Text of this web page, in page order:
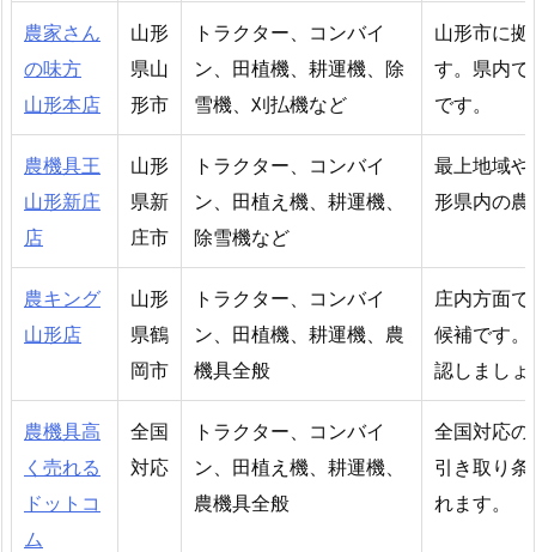
農家さん
の味方
山形本店
山形
県山
形市
トラクター、コンバイ
ン、田植機、耕運機、除
雪機、刈払機など
山形市に
す。県内で
です。
農機具王
山形新庄
店
山形
県新
庄市
トラクター、コンバイ
ン、田植え機、耕運機、
除雪機など
最上地域や
形県内の農
農キング
山形店
山形
県鶴
岡市
トラクター、コンバイ
ン、田植機、耕運機、農
機具全般
庄内方面
候補です。
認しましょ
農機具高
く売れる
ドットコ
ム
全国
対応
トラクター、コンバイ
ン、田植え機、耕運機、
農機具全般
全国対応の
引き取り
れます。